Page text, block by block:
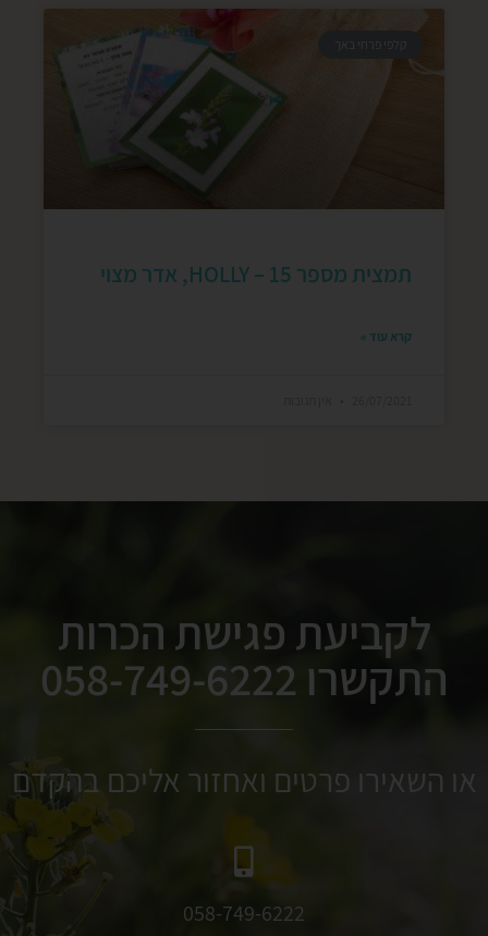
קלפי פרחי באך
תמצית מספר 15 – HOLLY, אדר מצוי
קרא עוד »
לקביעת פגישת הכרות
התקשרו 058-749-6222
או השאירו פרטים ואחזור אליכם בהקדם
058-749-6222